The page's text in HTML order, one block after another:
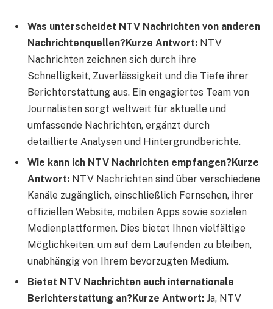
Was unterscheidet NTV Nachrichten von anderen
Nachrichtenquellen?Kurze Antwort: NTV
Nachrichten zeichnen sich durch ihre
Schnelligkeit, Zuverlässigkeit und die Tiefe ihrer
Berichterstattung aus. Ein engagiertes Team von
Journalisten sorgt weltweit für aktuelle und
umfassende Nachrichten, ergänzt durch
detaillierte Analysen und Hintergrundberichte.
Wie kann ich NTV Nachrichten empfangen?Kurze
Antwort: NTV Nachrichten sind über verschiedene
Kanäle zugänglich, einschließlich Fernsehen, ihrer
offiziellen Website, mobilen Apps sowie sozialen
Medienplattformen. Dies bietet Ihnen vielfältige
Möglichkeiten, um auf dem Laufenden zu bleiben,
unabhängig von Ihrem bevorzugten Medium.
Bietet NTV Nachrichten auch internationale
Berichterstattung an?Kurze Antwort: Ja, NTV